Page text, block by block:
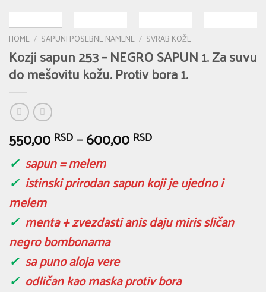
HOME / SAPUNI POSEBNE NAMENE / SVRAB KOŽE
Kozji sapun 253 – NEGRO SAPUN 1. Za suvu
do mešovitu kožu. Protiv bora 1.
550,00 RSD–600,00 RSD
✓ sapun = melem
✓ istinski prirodan sapun koji je ujedno i
melem
✓ menta + zvezdasti anis daju miris sličan
negro bombonama
✓ sa puno aloja vere
✓ odličan kao maska protiv bora